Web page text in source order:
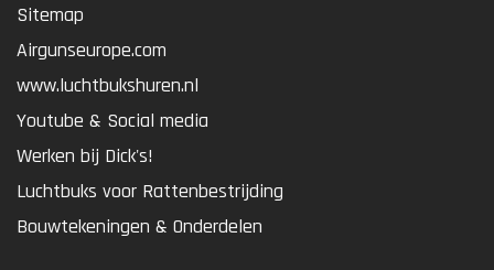
Sitemap
Airgunseurope.com
www.luchtbukshuren.nl
Youtube & Social media
Werken bij Dick's!
Luchtbuks voor Rattenbestrijding
Bouwtekeningen & Onderdelen